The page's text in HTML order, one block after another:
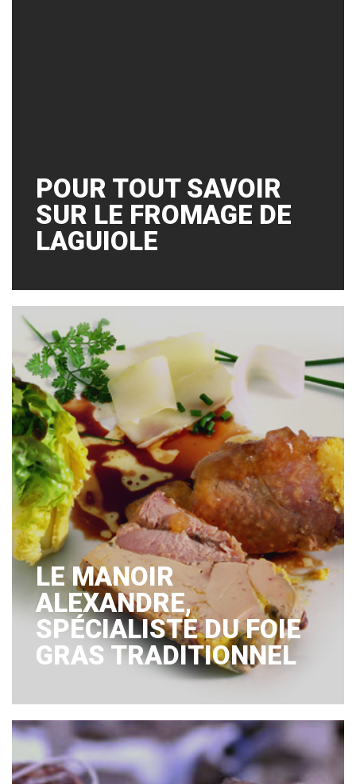
POUR TOUT SAVOIR
SUR LE FROMAGE DE
LAGUIOLE
LE MANOIR
ALEXANDRE,
SPÉCIALISTE DU FOIE
GRAS TRADITIONNEL